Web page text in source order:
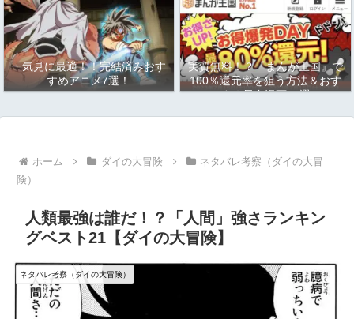
一気見に最適！！完結済みおす
すめアニメ7選！
実質無料！？『まんが王国』で
100％還元率を狙う方法＆おす
すめ長寿漫画10選
ホーム ダイの大冒険
ネタバレ考察（ダイの大冒
険）
人類最強は誰だ！？「人間」強さランキン
グベスト21【ダイの大冒険】
ネタバレ考察（ダイの大冒険）